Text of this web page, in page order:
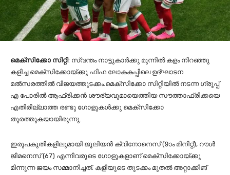
മെക്‌സിക്കോ സിറ്റി: സ്വന്തം നാട്ടുകാര്‍ക്കു മുന്നില്‍ കളം നിറഞ്ഞു
കളിച്ച മെക്‌സിക്കോയ്ക്കു ഫിഫ ലോകകപ്പിലെ ഉദ്ഘാടന
മല്‍സരത്തില്‍ വിജയത്തുടക്കം.മെക്‌സിക്കോ സിറ്റിയില്‍ നടന്ന ഗ്രൂപ്പ്
എ പോരില്‍ ആഫ്രിക്കന്‍ ശൗര്യവുമായെത്തിയ സൗത്താഫ്രിക്കയെ
എതിരില്ലാത്ത രണ്ടു ഗോളുകള്‍ക്കു മെക്‌സിക്കോ
തുരത്തുകയായിരുന്നു.
ഇരുപകുതികളിലുമായി ജൂലിയന്‍ ക്വിനോനെസ് (9ാം മിനിറ്റ്), റൗള്‍
ജിമനെസ് (67) എന്നിവരുടെ ഗോളുകളാണ് മെക്‌സിക്കോയ്ക്കു
മിന്നുന്ന ജയം സമ്മാനിച്ചത്. കളിയുടെ തുടക്കം മുതല്‍ അറ്റാക്കിങ്